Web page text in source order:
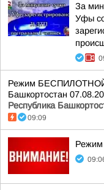
За
Уфы
Режим БЕСПИЛОТНОЙ
Башкортостан
Республика
09:09
Режим